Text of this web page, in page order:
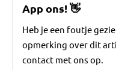
App ons!👋
Heb je een foutje
opmerking over dit
contact met ons op.